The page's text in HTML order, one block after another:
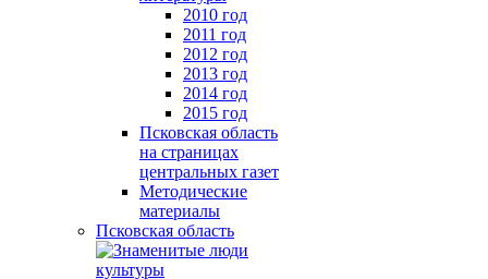
2010 год
2011 год
2012 год
2013 год
2014 год
2015 год
Псковская область
на страницах
центральных газет
Методические
материалы
Псковская область